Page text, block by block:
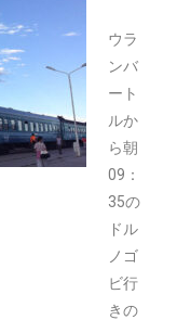
ウラ
ンバ
ート
ルか
ら朝
09：
35の
ドル
ノゴ
ビ行
きの